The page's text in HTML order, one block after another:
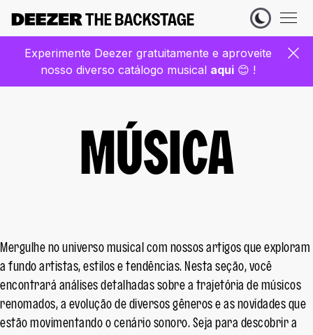
Experimente Deezer gratuitamente e aproveite
nosso diverso catálogo musical aqui 😊 !
MÚSICA
Mergulhe no universo musical com nossos artigos que exploram
a fundo artistas, estilos e tendências. Nesta seção, você
encontrará análises detalhadas sobre a trajetória de músicos
renomados, a evolução de diversos gêneros e as novidades que
estão movimentando o cenário sonoro. Seja para descobrir a